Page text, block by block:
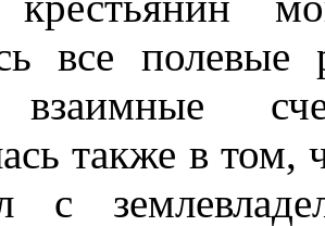
все
взаимные
также в том,
с